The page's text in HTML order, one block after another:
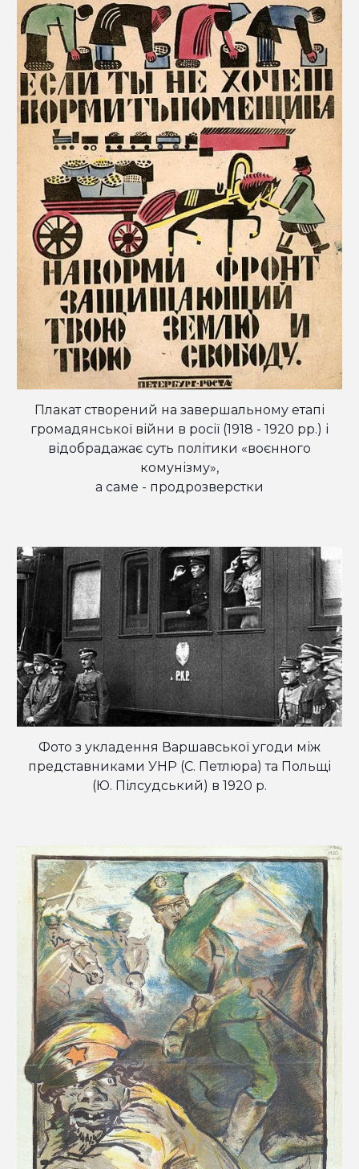
Плакат створений на завершальному етапі
громадянської війни в росії (1918 - 1920 рр.) і
відобрадажає суть політики «воєнного
комунізму»,
а саме - продрозверстки
Фото з укладення Варшавської угоди між
представниками УНР (С. Петлюра) та Польщі
(Ю. Пілсудський) в 1920 р.